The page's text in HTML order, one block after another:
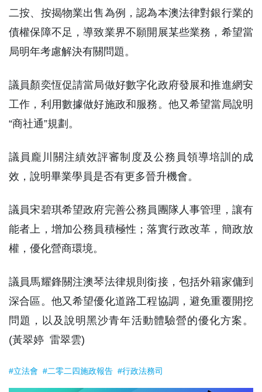
二按、按揭物業出售為例，認為本澳法律對銀行業的
債權保障不足，導致業界不願開展某些業務，希望當
局明年考慮解決有關問題。
議員顏奕恆促請當局做好數字化政府發展和推進網安
工作，利用數據做好施政和服務。他又希望當局說明
“商社通”規劃。
議員龐川關注績效評審制度及公務員領導培訓的成
效，說明畢業學員是否有更多晉升機會。
議員宋碧琪希望政府完善公務員團隊人事管理，讓有
能者上，增加公務員積極性；落實行政改革，簡政放
權，優化營商環境。
議員馬耀鋒關注澳琴法律規則銜接，包括外籍家傭到
深合區。他又希望優化道路工程協調，避免重覆開挖
問題，以及說明黑沙青年活動體驗營的優化方案。
(黃翠婷 雷翠雲)
#立法會 #二零二四施政報告 #行政法務司